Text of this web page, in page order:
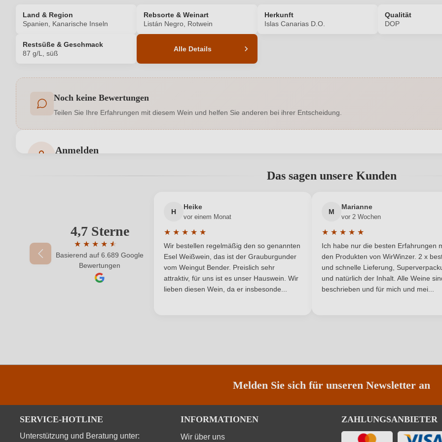
Land & Region
Spanien, Kanarische Inseln
Rebsorte & Weinart
Listán Negro, Rotwein
Herkunft
Islas Canarias D.O.
Qualität
DOP
Restsüße & Geschmack
87 g/L, süß
Alle Details
Allergene
Geographische Angabe
0,375 L Jahrgang
Rebsorte
Region Kanarische Inseln Restzucker in g/L
Säuregehalt in g/L Traubenfarbe
Noch keine Bewertungen
Teilen Sie Ihre Erfahrungen mit diesem Wein und helfen Sie anderen bei ihrer Entscheidung.
Anmelden
Ihre E-Mail-Adresse
Ihr Passwort
Das sagen unsere Kunden
4,7 Sterne
★ ★ ★ ★ ★
★
Durchschnittliche Bewertung von 4.7 von 5 Sternen
Basierend auf 6.689 Google
Bewertungen
H
Heike
vor einem Monat
★ ★ ★ ★ ★
Durchschnittliche Bewertung von 5 von 5 Sternen
Wir bestellen regelmäßig den so genannten
Esel Weißwein, das ist der Grauburgunder
vom Weingut Bender. Preislich sehr
attraktiv, für uns ist es unser Hauswein. Wir
lieben diesen Wein, da er insbesonde...
M
Marianne
vor 2 Wochen
★ ★ ★ ★ ★
Durchschnittliche Bewertung von
Ich habe nur die besten Erfahrungen
den Produkten von WirWinzer. 2 x
und schnelle Lieferung,
und natürlich der Inhalt. Alle Weine
beschrieben und für mich und mei...
Melden Sie sich für unseren Newsletter an
SERVICE-HOTLINE
Unterstützung und Beratung unter:
INFORMATIONEN
Wir über uns
ZAHLUNGSANBIETER